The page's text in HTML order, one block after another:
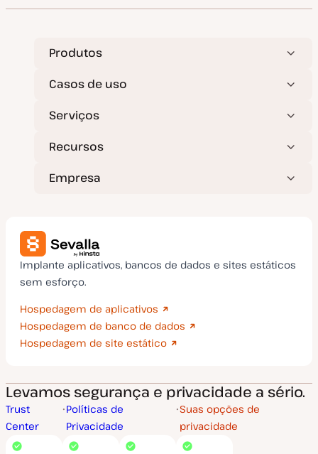
a
i
ç
ã
a
Produtos
Casos de uso
Serviços
Recursos
Empresa
Implante aplicativos, bancos de dados e sites estáticos
sem esforço.
Hospedagem de aplicativos
Hospedagem de banco de dados
Hospedagem de site estático
Levamos segurança e privacidade a sério.
Trust
Center
Políticas de
Privacidade
Suas opções de
privacidade